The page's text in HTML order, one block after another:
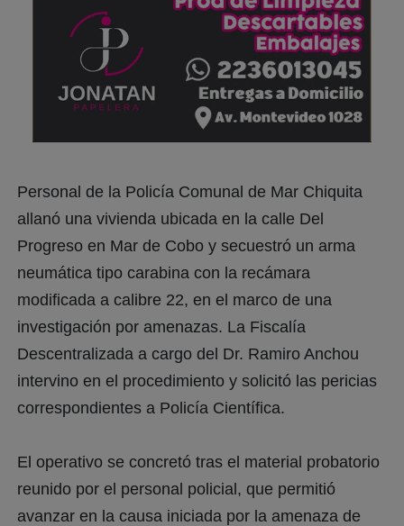
Personal de la Policía Comunal de Mar Chiquita
allanó una vivienda ubicada en la calle Del
Progreso en Mar de Cobo y secuestró un arma
neumática tipo carabina con la recámara
modificada a calibre 22, en el marco de una
investigación por amenazas. La Fiscalía
Descentralizada a cargo del Dr. Ramiro Anchou
intervino en el procedimiento y solicitó las pericias
correspondientes a Policía Científica.
El operativo se concretó tras el material probatorio
reunido por el personal policial, que permitió
avanzar en la causa iniciada por la amenaza de